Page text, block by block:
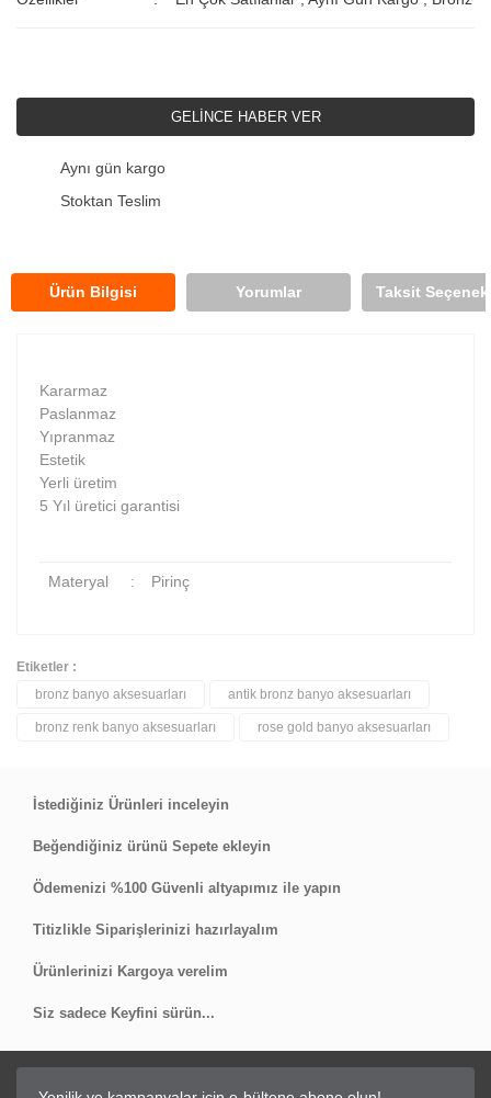
GELİNCE HABER VER
Aynı gün kargo
Stoktan Teslim
Ürün Bilgisi Yorumlar Taksit
Kararmaz
Paslanmaz
Yıpranmaz
Estetik
Yerli üretim
5 Yıl üretici garantisi
Materyal : Pirinç
Bu ürüne ilk yorumu siz yapın!
Etiketler :
bronz banyo aksesuarları
antik bronz banyo aksesuarları
bronz renk banyo aksesuarları rose gold banyo aksesuarları
İstediğiniz Ürünleri inceleyin
Beğendiğiniz ürünü Sepete ekleyin
Ödemenizi %100 Güvenli altyapımız ile yapın
Titizlikle Siparişlerinizi hazırlayalım
Ürünlerinizi Kargoya verelim
Siz sadece Keyfini sürün...